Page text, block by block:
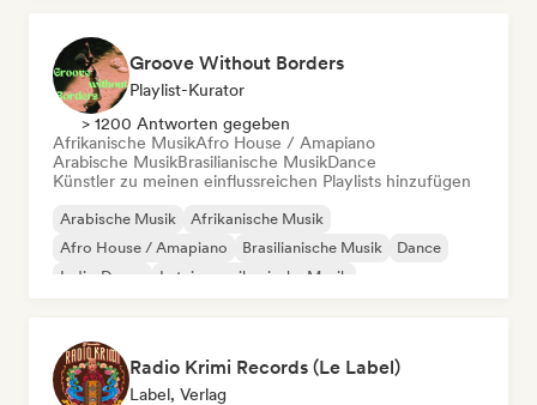
Groove Without Borders
Playlist-Kurator
> 1200 Antworten gegeben
Afrikanische MusikAfro House / Amapiano
Arabische MusikBrasilianische MusikDance
Künstler zu meinen einflussreichen Playlists hinzufügen
Arabische Musik
Afrikanische Musik
Afro House / Amapiano
Brasilianische Musik
Dance
Indie-Dance
Lateinamerikanische Musik
Radio Krimi Records (Le Label)
Label, Verlag